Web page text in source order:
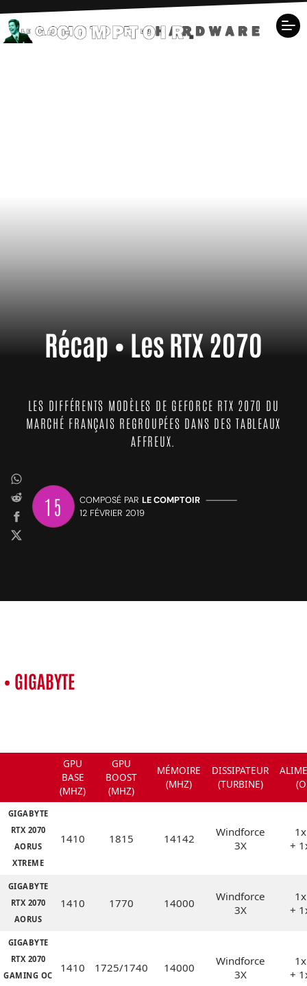
Récap • Les RTX 2070
LES DIFFÉRENTS MODÈLES DE GEFORCE RTX 2070 DU
MARCHÉ FRANÇAIS REGROUPÉES DANS DES TABLEAUX
AFFREUX.
15 COMPOSÉ PAR LE COMPTOIR —————
12 FÉVRIER 2019
• GIGABYTE
GPU
BASE
(MHZ)
GPU
BOOST
(MHZ)
MÉMOIRE
(MHZ)
DISSIPATEUR
(TURBINE)
GIGABYTE
RTX 2070
AORUS
XTREME
1410 1815 14142
Windforce
3X
+
GIGABYTE
RTX 2070
AORUS
1410 1770 14000
Windforce
3X
+
GIGABYTE
RTX 2070
GAMING OC
1410 1725/1740 14000
Windforce
3X
+